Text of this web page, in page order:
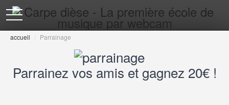
toggle
accueil / Parrainage
Parrainez vos amis et gagnez 20€ !